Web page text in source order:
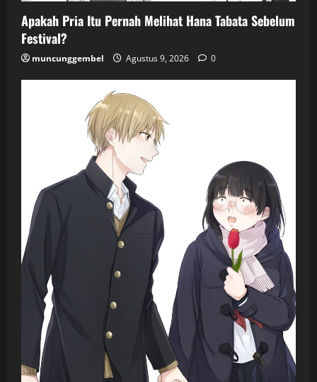
Apakah Pria Itu Pernah Melihat Hana Tabata Sebelum
Festival?
muncunggembel Agustus 9, 2026 0